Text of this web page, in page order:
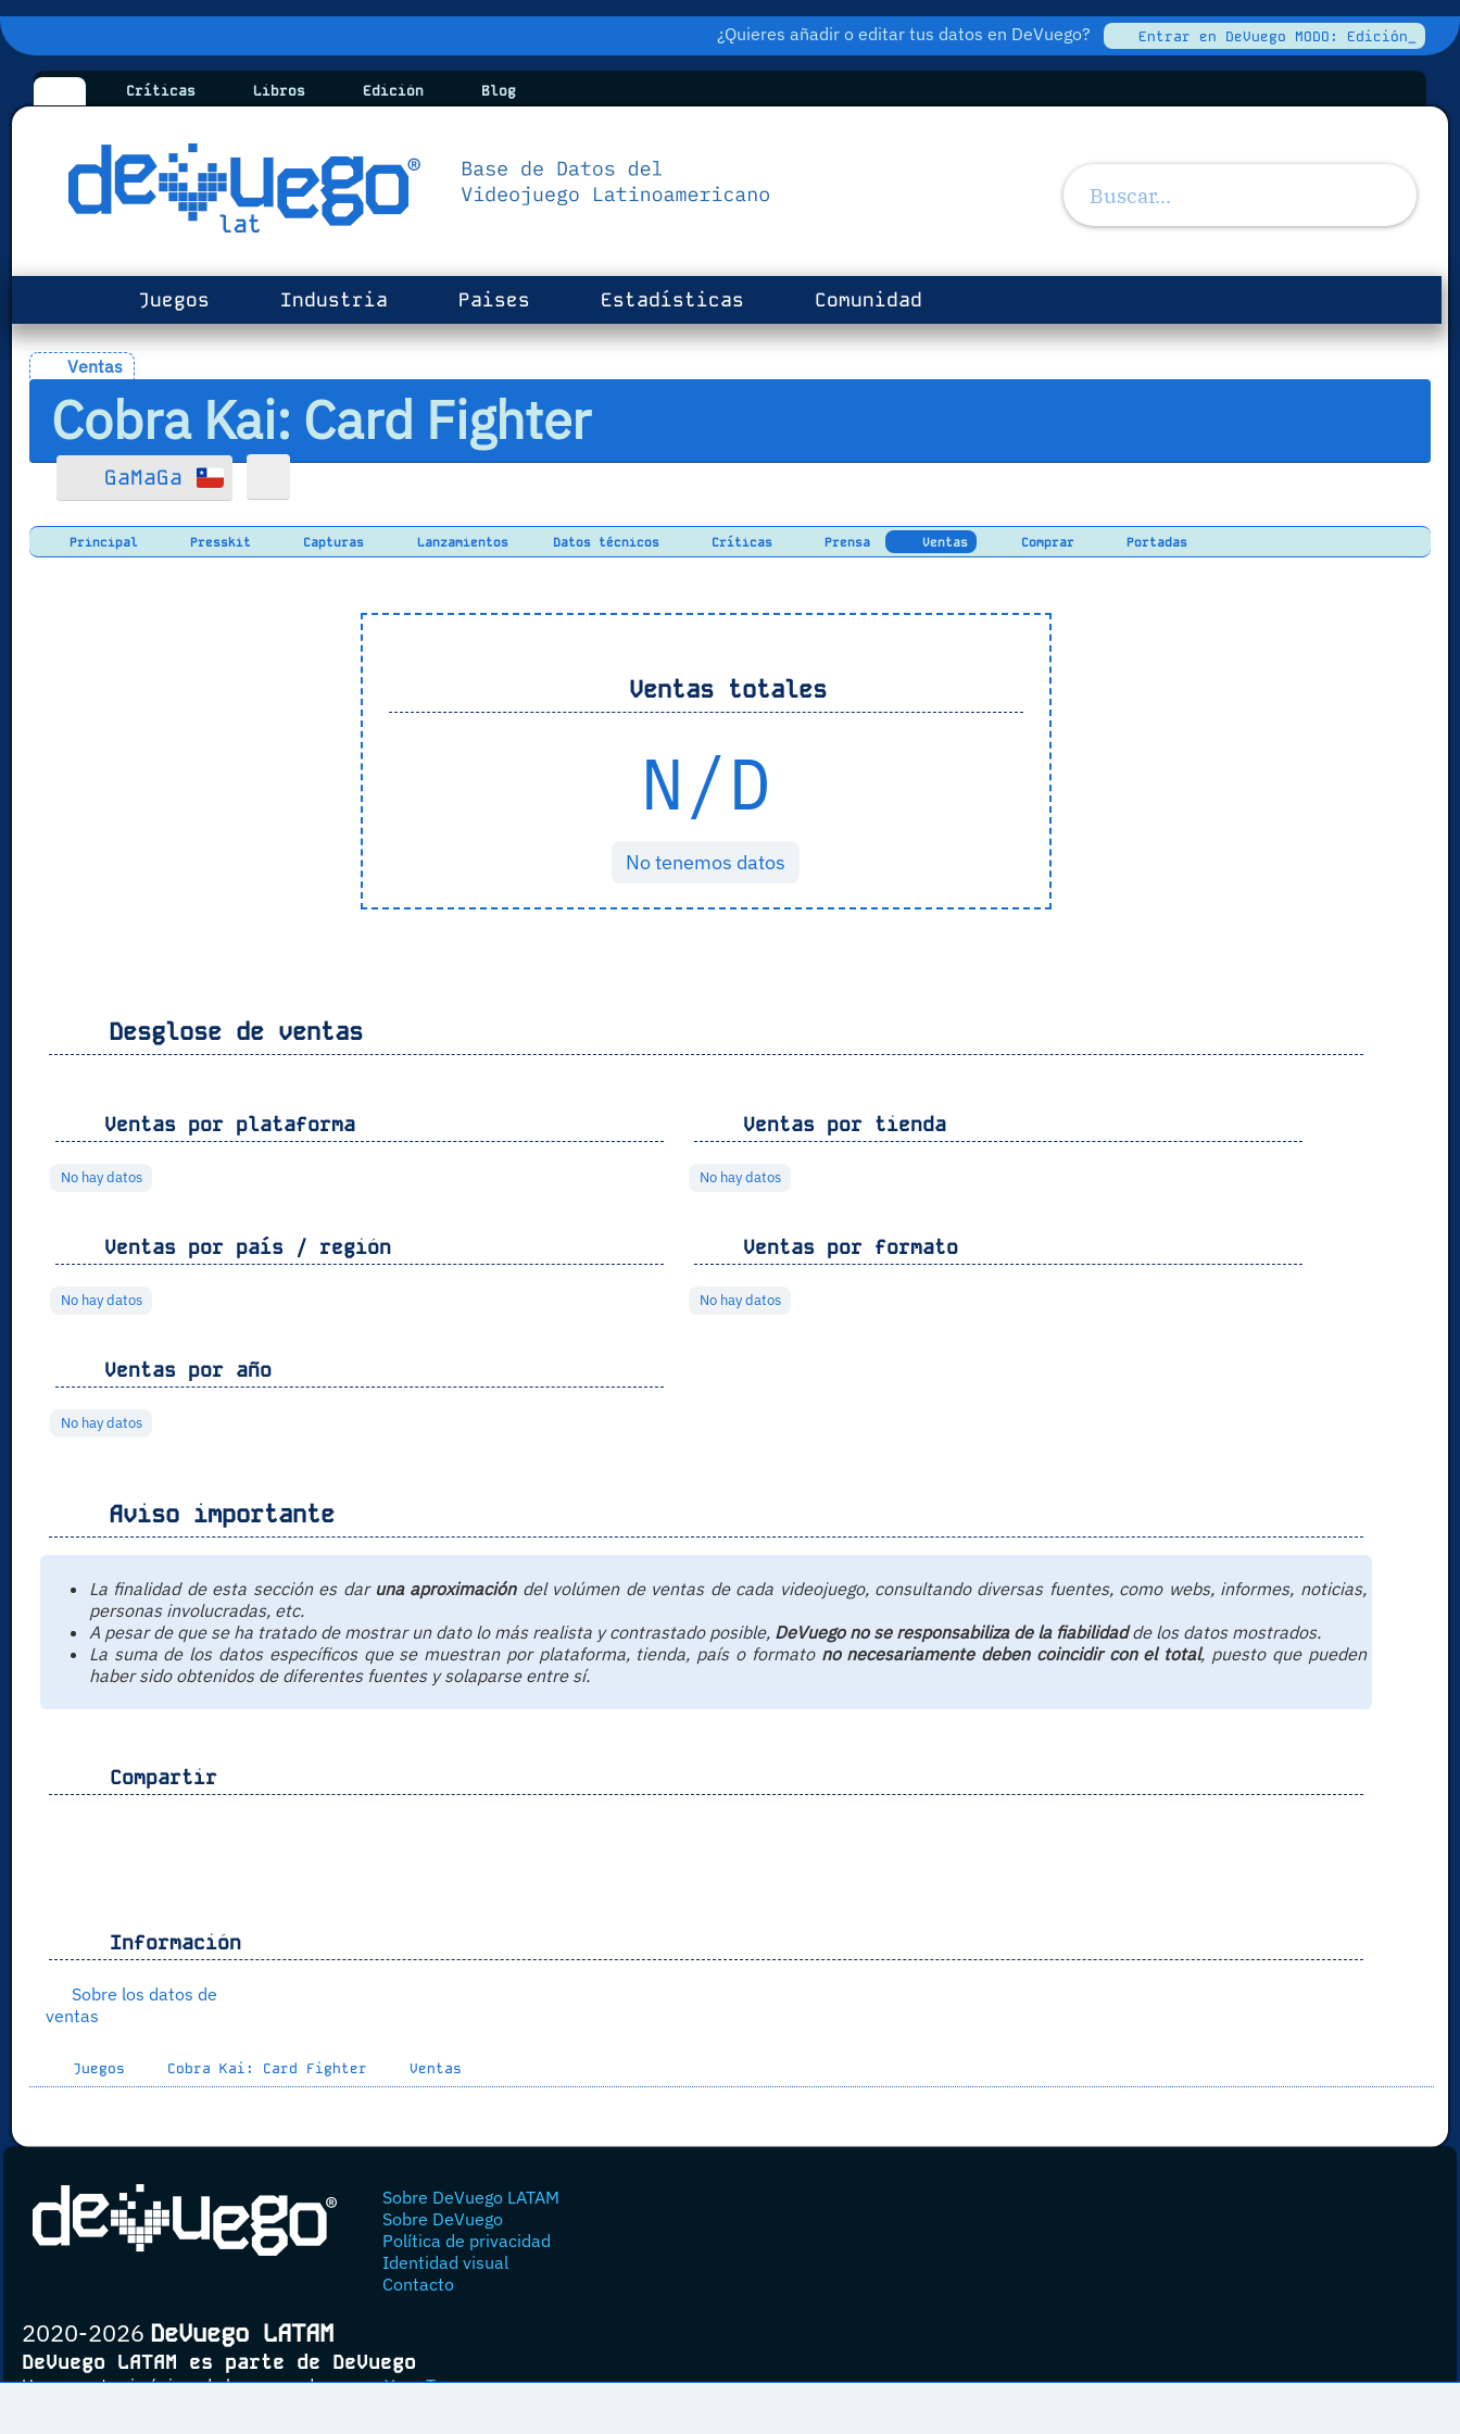
¿Quieres añadir o editar tus datos en DeVuego? Entrar en DeVuego MODO: Edición_
Críticas Libros Edición Blog
Juegos Industria Paises Estadísticas Comunidad
Ventas
Cobra Kai: Card Fighter
GaMaGa
Principal Presskit Capturas Lanzamientos Datos técnicos Críticas Prensa Ventas Comprar Portadas
Ventas totales
N/D
No tenemos datos
Desglose de ventas
Ventas por plataforma
No hay datos
Ventas por tienda
No hay datos
Ventas por país / región
No hay datos
Ventas por formato
No hay datos
Ventas por año
No hay datos
Aviso importante
La finalidad de esta sección es dar una aproximacióndel volúmen de ventas de cada videojuego, consultando diversas fuentes, como webs, informes, noticias,
personas involucradas, etc.
A pesar de que se ha tratado de mostrar un dato lo más realista y contrastado posible, DeVuego no se responsabiliza de la fiabilidadde los datos mostrados.
La suma de los datos específicos que se muestran por plataforma, tienda, país o formato no necesariamente deben coincidir con el total, puesto que pueden
haber sido obtenidos de diferentes fuentes y solaparse entre sí.
Compartir
Información
Sobre los datos de
ventas
Juegos Cobra Kai: Card Fighter Ventas
Sobre DeVuego LATAM
Sobre DeVuego
Política de privacidad
Identidad visual
Contacto
2020-2026 DeVuego LATAM
DeVuego LATAM es parte de DeVuego
Un proyecto sin ánimo de lucro creado por Yova Turnes